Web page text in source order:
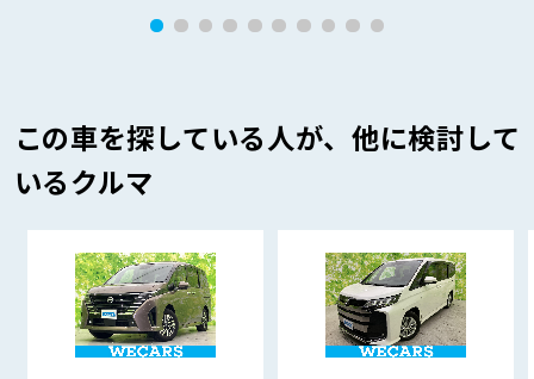
この車を探している人が、他に検討して
いるクルマ